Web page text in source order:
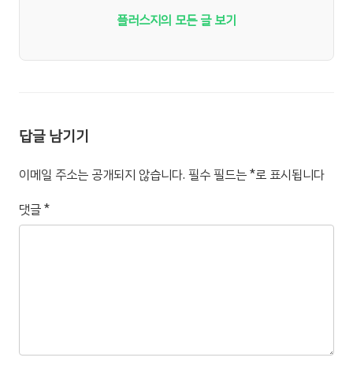
플러스지의 모든 글 보기
답글 남기기
이메일 주소는 공개되지 않습니다. 필수 필드는*로 표시됩니다
댓글*